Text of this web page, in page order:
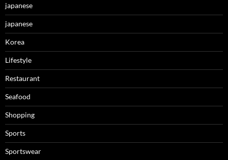
japanese
japanese
Korea
Lifestyle
Restaurant
Seafood
Shopping
Sports
Sportswear